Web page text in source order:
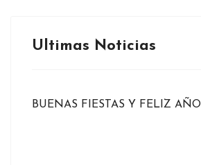
Ultimas Noticias
BUENAS FIESTAS Y FELIZ AÑO